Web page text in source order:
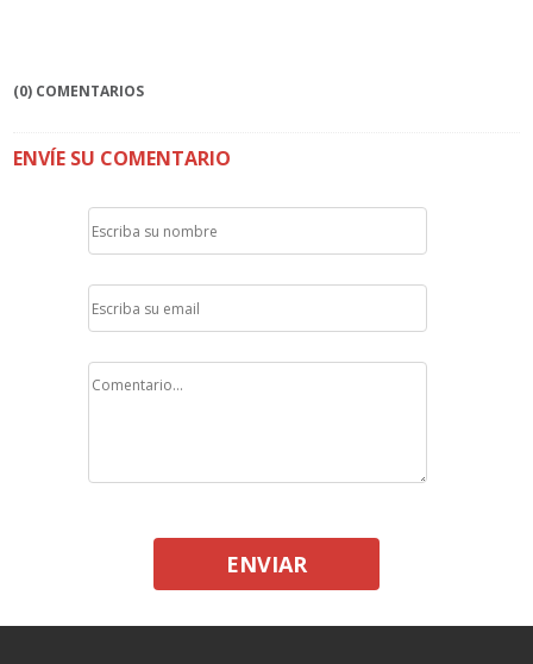
(0) COMENTARIOS
ENVÍE SU COMENTARIO
ENVIAR